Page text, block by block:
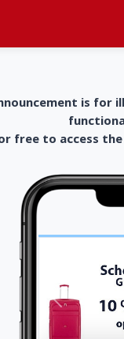
is for
free to access